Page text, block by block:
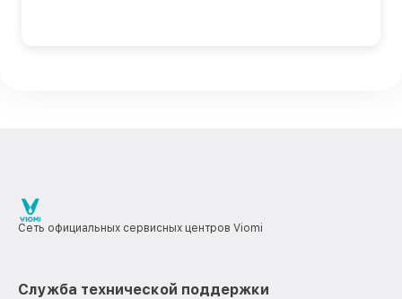
Сеть официальных сервисных центров Viomi
Служба технической поддержки